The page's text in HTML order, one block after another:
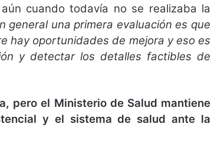
cuando todavía no se realizaba la
general una primera evaluación es que
hay oportunidades de mejora y eso es
y detectar los detalles factibles de
pero el Ministerio de Salud mantiene
y el sistema de salud ante la